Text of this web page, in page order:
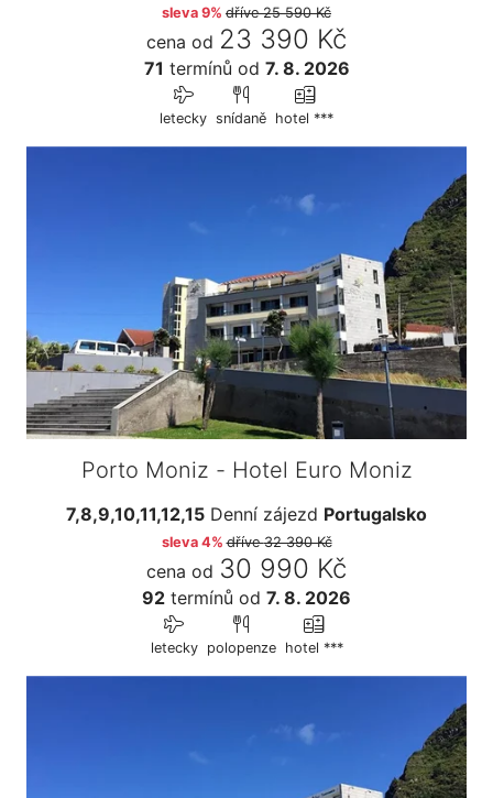
sleva 9% dříve25 590 Kč
cena od 23 390 Kč
71 termínů od 7. 8. 2026
letecky snídaně hotel ***
Porto Moniz - Hotel Euro Moniz
7,8,9,10,11,12,15 Denní zájezd Portugalsko
sleva 4% dříve32 390 Kč
cena od 30 990 Kč
92 termínů od 7. 8. 2026
letecky polopenze hotel ***